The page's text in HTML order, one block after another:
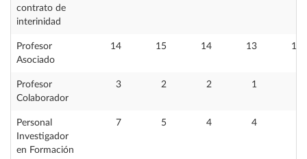
contrato de
interinidad
Profesor
Asociado
14 15 14 13 12
Profesor
Colaborador
3 2 2 1
Personal
Investigador
en Formación
7 5 4 4